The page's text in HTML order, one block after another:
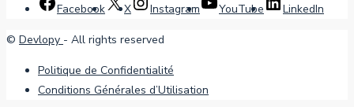
Facebook X Instagram YouTube LinkedIn
© Devlopy - All rights reserved
Politique de Confidentialité
Conditions Générales d’Utilisation